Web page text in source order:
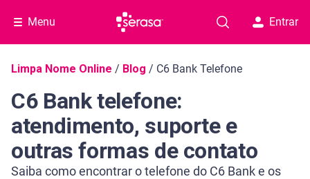
Menu Entrar
Navegação do blog
Limpa Nome Online / Blog / C6 Bank Telefone
C6 Bank telefone:
atendimento, suporte e
outras formas de contato
Saiba como encontrar o telefone do C6 Bank e os